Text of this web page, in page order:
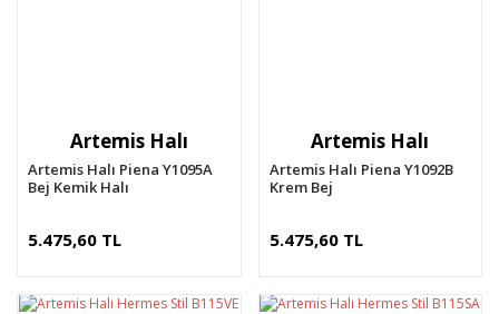
Artemis Halı
Artemis Halı Piena Y1095A
Bej Kemik Halı
5.475,60 TL
Artemis Halı
Artemis Halı Piena Y1092B
Krem Bej
5.475,60 TL